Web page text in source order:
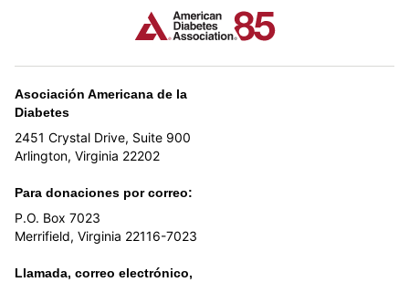
Asociación Americana de la
Diabetes
2451 Crystal Drive, Suite 900
Arlington, Virginia 22202
Para donaciones por correo:
P.O. Box 7023
Merrifield, Virginia 22116-7023
Llamada, correo electrónico,